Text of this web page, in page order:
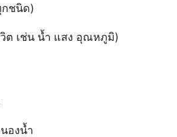
ชนิด)
ต เช่น น้ำ แสง อุณหภูมิ)
องน้ำ